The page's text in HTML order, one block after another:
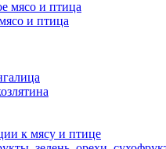
и птица
к мясу и птице